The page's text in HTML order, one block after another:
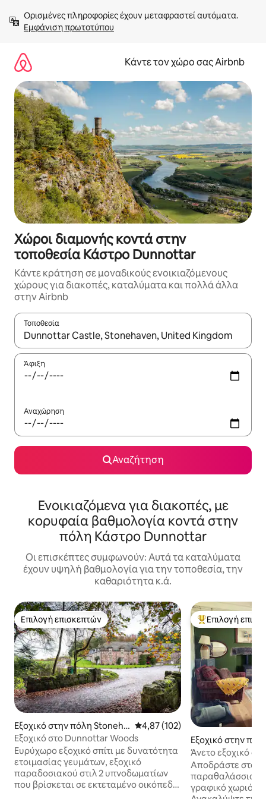
στο
περιεχόμενοΕμφάνιση πρωτοτύπου
Κάντε τον χώρο σας Airbnb
Χώροι διαμονής κοντά στην
τοποθεσία Κάστρο Dunnottar
Κάντε κράτηση σε μοναδικούς ενοικιαζόμενους
χώρους για διακοπές, καταλύματα και πολλά άλλα
στην Airbnb
Τοποθεσία
Όταν τα αποτελέσματα είναι διαθέσιμα, μπορείτε να
Άφιξη
Αναχώρηση
Αναζήτηση
Ενοικιαζόμενα για διακοπές, με
κορυφαία βαθμολογία κοντά στην
πόλη Κάστρο Dunnottar
Οι επισκέπτες συμφωνούν: Αυτά τα καταλύματα
έχουν υψηλή βαθμολογία για την τοποθεσία, την
καθαριότητα κ.ά.
Επιλογή επισκεπτών
Επιλογή επισκεπτών
Εξοχικό στην πόλη Stoneha
ven
Μέση βαθμολογία: 4,87 στα 5,
4,87 (102)
Εξοχικό στο Dunnottar Woods
Ευρύχωρο εξοχικό σπίτι με δυνατότητα
ετοιμασίας γευμάτων, εξοχικό
παραδοσιακού στιλ 2 υπνοδωματίων
που βρίσκεται σε εκτεταμένο οικόπεδο,
Κορυφαία
Επιλογή
Εξοχικό στην
Άνετο εξοχικό
Dunnottar –
Αποδράστε στο
παραθαλάσσιο
γραφικό χωριό